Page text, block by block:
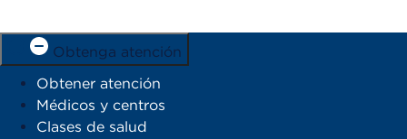
Obtenga atención
Obtener atención
Médicos y centros
Clases de salud